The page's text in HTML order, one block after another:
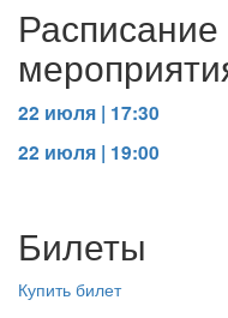
22 июля | 17:30
22 июля | 19:00
Билеты
Купить билет